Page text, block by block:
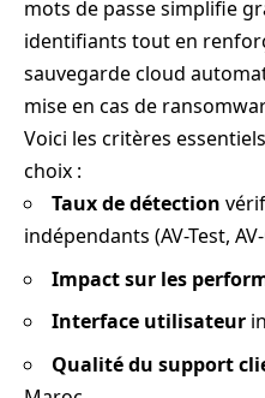
mots de passe simplifie
identifiants tout en
sauvegarde cloud
mise en cas de
Voici les critères
choix :
Taux de détection
indépendants (AV-Test,
Impact sur les
Interface utilisateur
Qualité du support